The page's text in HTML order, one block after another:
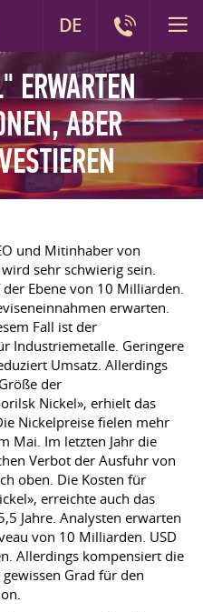
ERWARTEN
ABER
und Mitinhaber von
sehr schwierig sein.
Ebene von 10 Milliarden.
erwarten.
Fall ist der
Industriemetalle. Geringere
Umsatz. Allerdings
der
Nickel», erhielt das
Nickelpreise fielen mehr
Mai. Im letzten Jahr die
Verbot der Ausfuhr von
oben. Die Kosten für
erreichte auch das
Jahre. Analysten erwarten
von 10 Milliarden. USD
Allerdings kompensiert die
Grad für den
DE